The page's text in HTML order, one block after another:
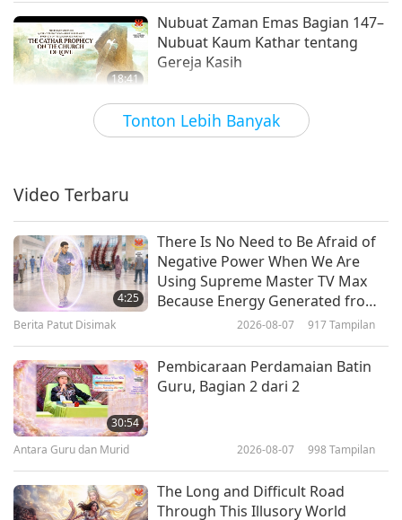
Tonton Lebih Banyak
18:41
Nubuat Zaman Emas Bagian 147–
Nubuat Kaum Kathar tentang
Gereja Kasih
Serial Multi-Bagian Prediksi Kuno
tentang Planet Kita
2021-06-20 11424
25:09
tentang Planet Kita
18:59
Nubuat Zaman Emas Bagian 130–
Kisah Mitologis Norse tentang
Ragnarok
tentang Planet Kita
25:32
Nubuat Zaman Emas Bagian 115–
tentang Planet Kita
Video Terbaru
4:25
There Is No Need to Be Afraid of
Negative Power When We Are
Using Supreme Master TV Max
Because Energy Generated from
It Is Far More Powerful than Any
Berita Patut Disimak 2026-08-07 917Tampilan
30:54
Pembicaraan Perdamaian Batin
Guru, Bagian 2 dari 2
Antara Guru dan Murid 2026-08-07 998 Tampilan
The Long and Difficult Road
Through This Illusory World